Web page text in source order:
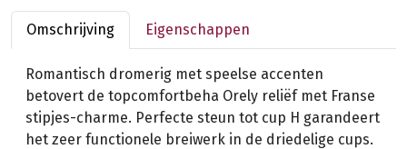
Omschrijving Eigenschappen
Romantisch dromerig met speelse accenten
betovert de topcomfortbeha Orely reliëf met Franse
stipjes-charme. Perfecte steun tot cup H garandeert
het zeer functionele breiwerk in de driedelige cups.